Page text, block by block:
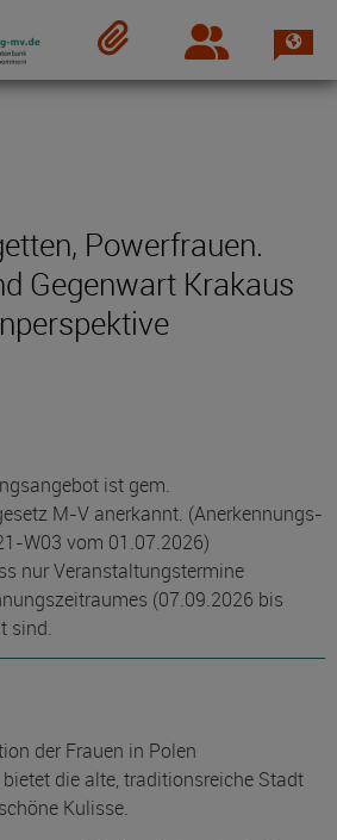
Login
Powerfrauen.
Gegenwart Krakaus
ist gem.
M-V anerkannt. (Anerkennungs-
W03 vom 01.07.2026)
nur Veranstaltungstermine
(07.09.2026 bis
sind.
der Frauen in Polen
die alte, traditionsreiche Stadt
Kulisse.